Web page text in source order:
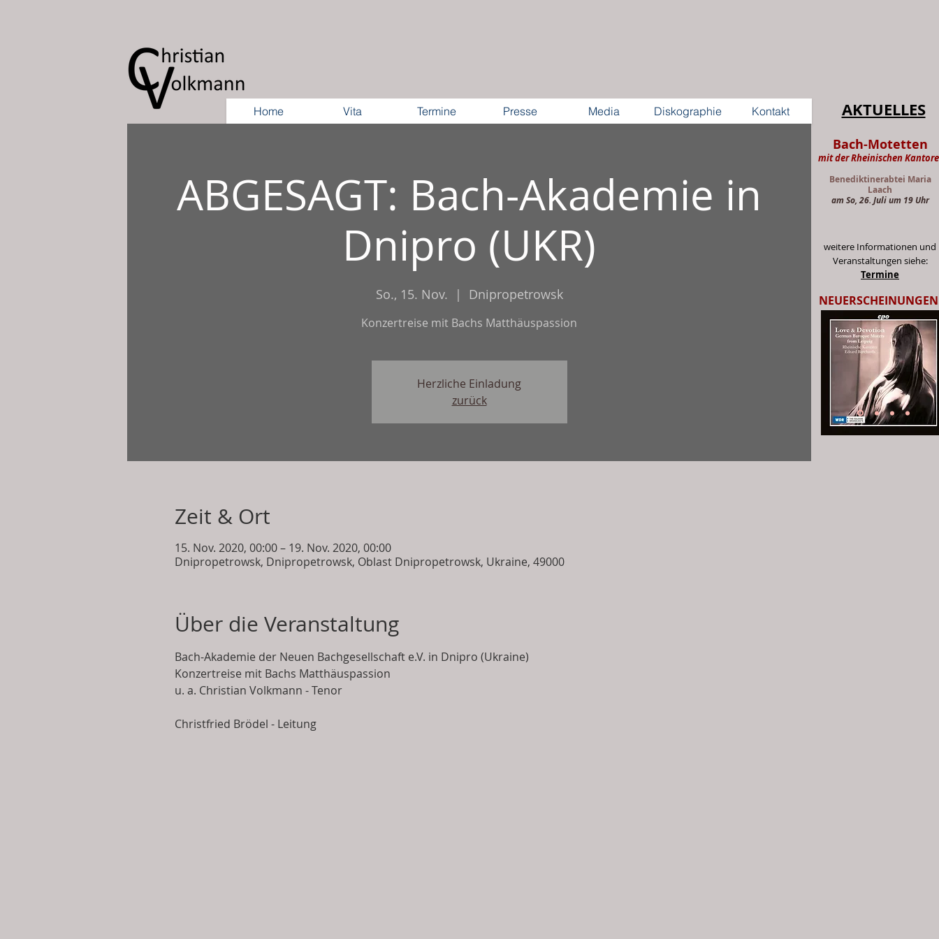
Home Vita Termine Presse Media Diskographie Kontakt AKTUELLES
ABGESAGT: Bach-Akademie in
Dnipro (UKR)
So., 15. Nov.
  |
Dnipropetrowsk
Konzertreise mit Bachs Matthäuspassion
Herzliche Einladung
zurück
Zeit & Ort
15. Nov. 2020, 00:00 – 19. Nov. 2020, 00:00
Dnipropetrowsk, Dnipropetrowsk, Oblast Dnipropetrowsk, Ukraine, 49000
Über die Veranstaltung
Bach-Akademie der Neuen Bachgesellschaft e.V. in Dnipro (Ukraine)
Konzertreise mit Bachs Matthäuspassion
u. a. Christian Volkmann - Tenor
Christfried Brödel - Leitung
Bach-Motetten
mit der Rheinischen
Benediktinerabtei Maria
Laach
am So, 26. Juli um 19 Uhr
weitere Informationen und
Veranstaltungen siehe:
Termine